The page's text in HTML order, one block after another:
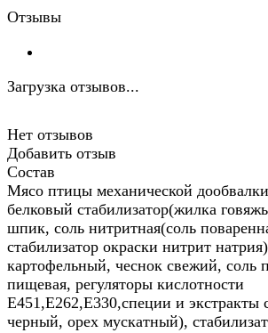
Отзывы
Загрузка отзывов...
Нет отзывов
Добавить отзыв
Состав
Мясо птицы механической
белковый стабилизатор(жилка
шпик, соль нитритная(соль
стабилизатор окраски нитрит
картофельный, чеснок свежий, соль
пищевая, регуляторы кислотности
Е451,Е262,Е330,специи и экстракты
черный, орех мускатный),